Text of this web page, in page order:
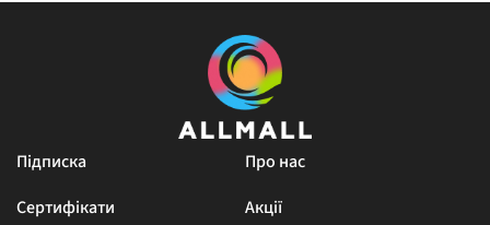
Підписка
Про нас
Сертифікати
Акції